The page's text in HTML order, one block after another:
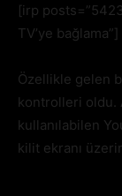
[irp
TV’ye bağlama”]
Özellikle gelen
kontrolleri oldu.
kullanılabilen
kilit ekranı